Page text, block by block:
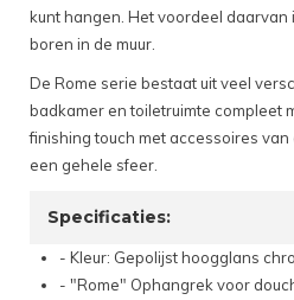
kunt hangen. Het voordeel daarvan
boren in de muur.
De Rome serie bestaat uit veel
badkamer en toiletruimte compleet
finishing touch met accessoires
een gehele sfeer.
Specificaties:
- Kleur: Gepolijst hoogglans
- "Rome" Ophangrek voor